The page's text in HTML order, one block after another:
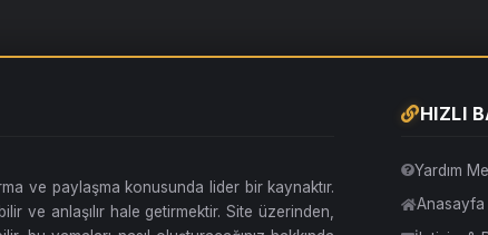
ve paylaşma konusunda lider bir kaynaktır.
ve anlaşılır hale getirmektir. Site üzerinden,
HIZLI
Yardım
Anasayfa